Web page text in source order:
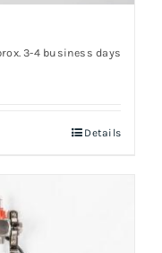
3-4 business days
Details